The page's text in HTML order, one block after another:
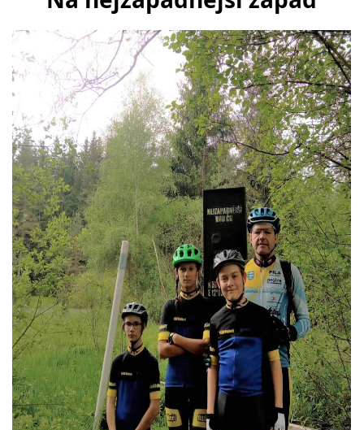
SPONZOŘI
FOTOALBUM
AKTUÁLNÍ VÝSLEDKY
BAZAR
PŘEHLED ZÁVODŮ
JEN PRO TRENÉRY
ZE ŽIVOTA BAJKERŮ
ROK 2024